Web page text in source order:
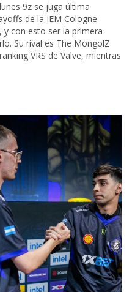
9z se juga última
de la IEM Cologne
y con esto ser la primera
Su rival es The MongolZ
VRS de Valve, mientras